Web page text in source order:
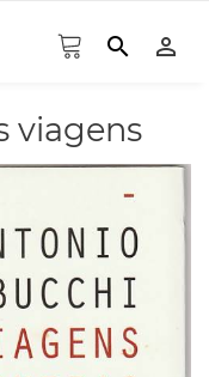
search person_outline
viagens